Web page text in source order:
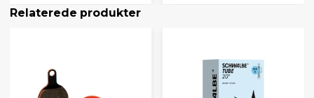
Relaterede produkter